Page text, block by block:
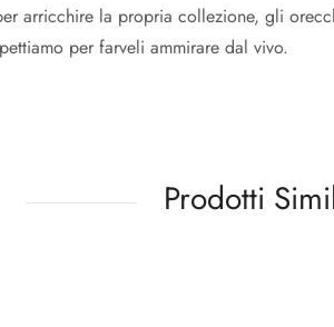
arricchire la propria collezione, gli
per farveli ammirare dal vivo.
Prodotti